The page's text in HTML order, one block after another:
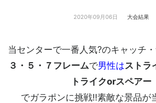
2020年09月06日 大会結果
当センターで一番人気?のキャッチ
３・５・７フレームで男性はストラ
トライクorスペアー
でガラポンに挑戦!!素敵な景品が